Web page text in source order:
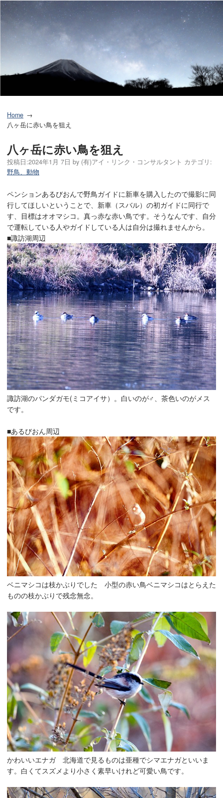
Home
八ヶ岳に赤い鳥を狙え
八ヶ岳に赤い鳥を狙え
投稿日:2024年1月 7日 by (有)アイ・リンク・コンサルタント カテゴリ:
野鳥、動物
ペンションあるびおんで野鳥ガイドに新車を購入したので撮影に同
行してほしいということで、新車（スバル）の初ガイドに同行で
す、目標はオオマシコ。真っ赤な赤い鳥です。そうなんです、自分
で運転している人やガイドしている人は自分は撮れませんから。
■諏訪湖周辺
諏訪湖のパンダガモ(ミコアイサ）。白いのが♂、茶色いのがメス
です。
■あるびおん周辺
ベニマシコは枝かぶりでした 小型の赤い鳥ベニマシコはとらえた
ものの枝かぶりで残念無念。
かわいいエナガ 北海道で見るものは亜種でシマエナガといいま
す。白くてスズメより小さく素早いけれど可愛い鳥です。